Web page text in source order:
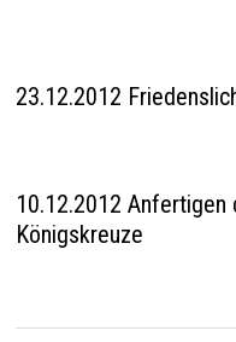
23.12.2012
10.12.2012 Anfertigen
Königskreuze